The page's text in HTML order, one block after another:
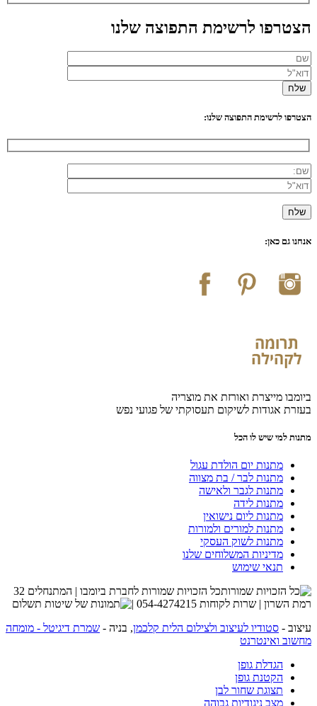
הצטרפו לרשימת התפוצה שלנו
הצטרפו לרשימת התפוצה שלנו:
אנחנו גם כאן:
ביומבו מייצרת ואורזת את מוצריה
בעזרת אגודות לשיקום תעסוקתי של פגועי נפש
מתנות למי שיש לו הכל
מתנות יום הולדת עגול
מתנות לבר / בת מצווה
מתנות לגבר ולאישה
מתנות לידה
מתנות ליום נישואין
מתנות למורים ולמורות
מתנות לשוק העסקי
מדיניות המשלוחים שלנו
תנאי שימוש
כל הזכויות שמורות לחברת ביומבו | המתנחלים 32
רמת השרון | שרות לקוחות 054-4274215 |
עיצוב - סטודיו לעיצוב ולצילום הלית קלכמן, בניה - שמרת דיגיטל - מומחה
מחשוב ואינטרנט
הגדלת גופן
הקטנת גופן
תצוגת שחור לבן
מצב ניגודיות גבוהה